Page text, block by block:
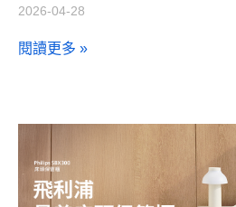
2026-04-28
閱讀更多 »